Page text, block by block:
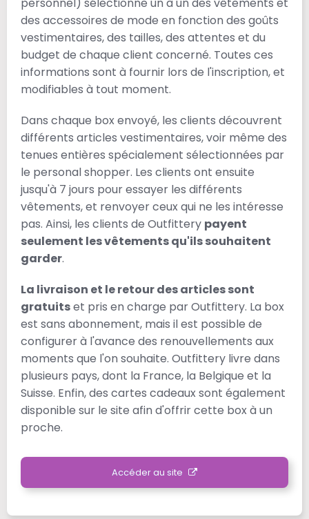
des accessoires de mode en fonction des goûts
vestimentaires, des tailles, des attentes et du
budget de chaque client concerné. Toutes ces
informations sont à fournir lors de l'inscription, et
modifiables à tout moment.
Dans chaque box envoyé, les clients découvrent
différents articles vestimentaires, voir même des
tenues entières spécialement sélectionnées par
le personal shopper. Les clients ont ensuite
jusqu'à 7 jours pour essayer les différents
vêtements, et renvoyer ceux qui ne les intéresse
pas. Ainsi, les clients de Outfittery payent
seulement les vêtements qu'ils souhaitent
garder.
La livraison et le retour des articles sont
gratuitset pris en charge par Outfittery. La box
est sans abonnement, mais il est possible de
configurer à l'avance des renouvellements aux
moments que l'on souhaite. Outfittery livre dans
plusieurs pays, dont la France, la Belgique et la
Suisse. Enfin, des cartes cadeaux sont également
disponible sur le site afin d'offrir cette box à un
proche.
Accéder au site